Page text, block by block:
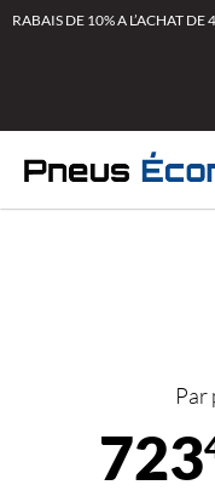
AllerRABAIS DE 10% A L’ACHAT
Par
723